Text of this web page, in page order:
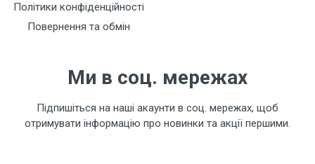
Політики конфіденційності
Повернення та обмін
Ми в соц. мережах
Підпишіться на наші акаунти в соц. мережах, щоб
отримувати інформацію про новинки та акції першими.